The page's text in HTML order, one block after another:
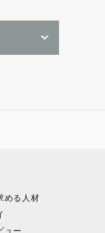
める人材
ュー